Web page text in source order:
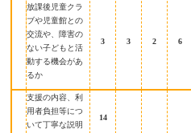
放課後児童クラ
ブや児童館との
交流や、障害の
ない子どもと活
動する機会があ
るか
3 3 2 6
支援の内容、利
用者負担等につ
いて丁寧な説明
14